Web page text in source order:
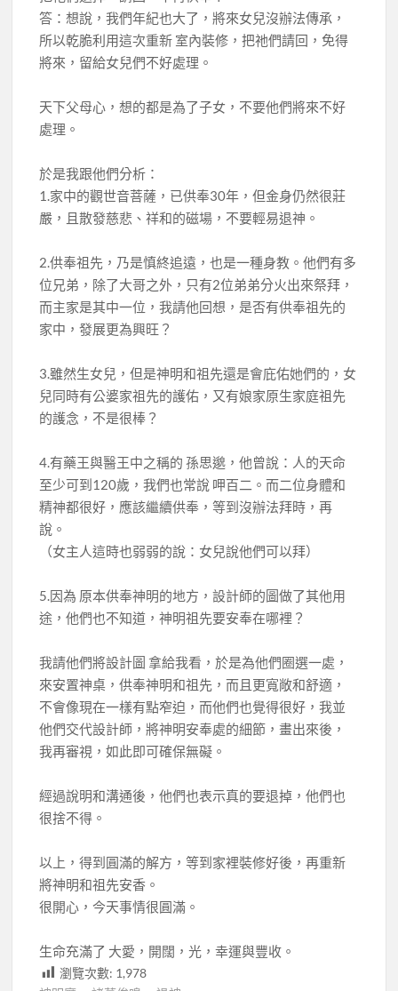
答：想說，我們年紀也大了，將來女兒沒辦法傳承，
所以乾脆利用這次重新 室內裝修，把祂們請回，免得
將來，留給女兒們不好處理。
天下父母心，想的都是為了子女，不要他們將來不好
處理。
於是我跟他們分析：
1.家中的觀世音菩薩，已供奉30年，但金身仍然很莊
嚴，且散發慈悲、祥和的磁場，不要輕易退神。
2.供奉祖先，乃是慎終追遠，也是一種身教。他們有多
位兄弟，除了大哥之外，只有2位弟弟分火出來祭拜，
而主家是其中一位，我請他回想，是否有供奉祖先的
家中，發展更為興旺？
3.雖然生女兒，但是神明和祖先還是會庇佑她們的，女
兒同時有公婆家祖先的護佑，又有娘家原生家庭祖先
的護念，不是很棒？
4.有藥王與醫王中之稱的 孫思邈，他曾說：人的天命
至少可到120歲，我們也常說 呷百二。而二位身體和
精神都很好，應該繼續供奉，等到沒辦法拜時，再
說。
（女主人這時也弱弱的說：女兒說他們可以拜）
5.因為 原本供奉神明的地方，設計師的圖做了其他用
途，他們也不知道，神明祖先要安奉在哪裡？
我請他們將設計圖 拿給我看，於是為他們圈選一處，
來安置神桌，供奉神明和祖先，而且更寬敞和舒適，
不會像現在一樣有點窄迫，而他們也覺得很好，我並
他們交代設計師，將神明安奉處的細節，畫出來後，
我再審視，如此即可確保無礙。
經過說明和溝通後，他們也表示真的要退掉，他們也
很捨不得。
以上，得到圓滿的解方，等到家裡裝修好後，再重新
將神明和祖先安香。
很開心，今天事情很圓滿。
生命充滿了 大愛，開闊，光，幸運與豐收。
瀏覽次數: 1,978